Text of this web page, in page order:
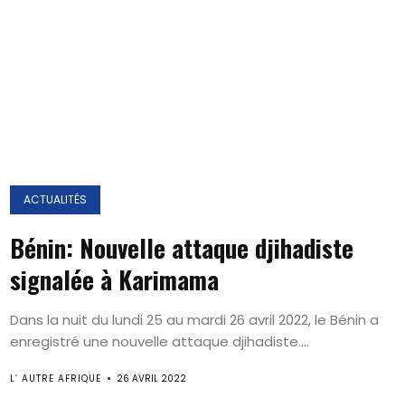
ACTUALITÉS
Bénin: Nouvelle attaque djihadiste
signalée à Karimama
Dans la nuit du lundi 25 au mardi 26 avril 2022, le Bénin a
enregistré une nouvelle attaque djihadiste....
L’ AUTRE AFRIQUE 26 AVRIL 2022